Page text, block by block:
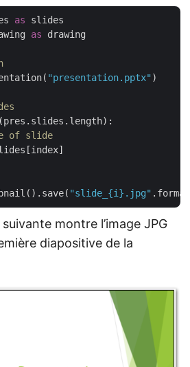
as
as drawing
"presentation.pptx" )
of slide
"slide_{i}.jpg"
montre l’image JPG
diapositive de la